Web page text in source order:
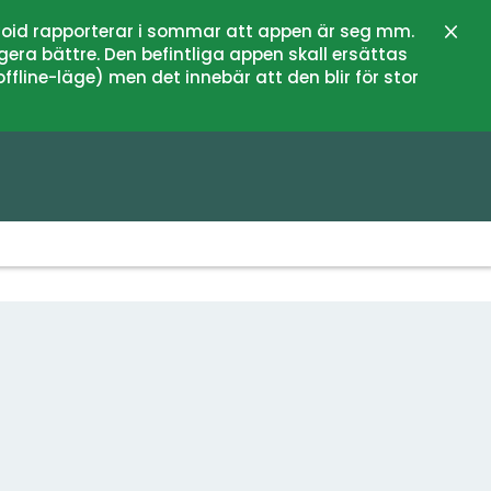
rapporterar i sommar att appen är seg mm.
bättre. Den befintliga appen skall ersättas
läge) men det innebär att den blir för stor